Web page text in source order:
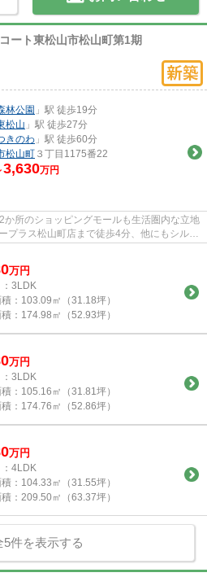
ート東松山市松山町第1期
林公園 」駅 徒歩19分
松山 」駅 徒歩27分
きのわ 」駅 徒歩60分
松山町 ３丁目1175番22
3,630万円
所のショッピングモールも生活圏内な立地
プラス松山町店まで徒歩4分、他にもシルピ
万円
3LDK
： 103.09㎡（31.18坪）
： 174.98㎡（52.93坪）
万円
3LDK
： 105.16㎡（31.81坪）
： 174.76㎡（52.86坪）
万円
4LDK
： 104.33㎡（31.55坪）
： 209.50㎡（63.37坪）
5件を表示する